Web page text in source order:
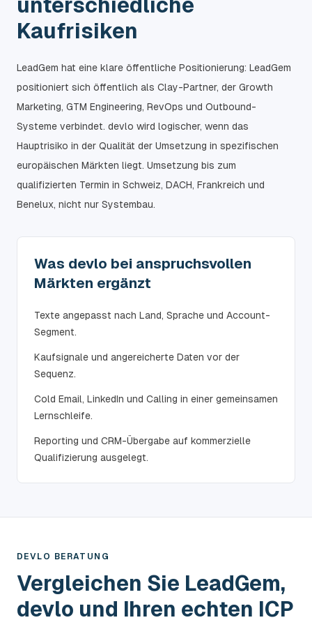
unterschiedliche
Kaufrisiken
LeadGem hat eine klare öffentliche Positionierung: LeadGem
positioniert sich öffentlich als Clay-Partner, der Growth
Marketing, GTM Engineering, RevOps und Outbound-
Systeme verbindet. devlo wird logischer, wenn das
Hauptrisiko in der Qualität der Umsetzung in spezifischen
europäischen Märkten liegt. Umsetzung bis zum
qualifizierten Termin in Schweiz, DACH, Frankreich und
Benelux, nicht nur Systembau.
Was devlo bei anspruchsvollen
Märkten ergänzt
Texte angepasst nach Land, Sprache und Account-
Segment.
Kaufsignale und angereicherte Daten vor der
Sequenz.
Cold Email, LinkedIn und Calling in einer gemeinsamen
Lernschleife.
Reporting und CRM-Übergabe auf kommerzielle
Qualifizierung ausgelegt.
DEVLO BERATUNG
Vergleichen Sie LeadGem,
devlo und Ihren echten ICP